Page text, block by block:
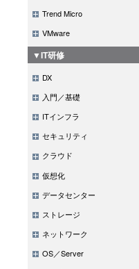
Trend Micro
VMware
▼IT研修
DX
入門／基礎
ITインフラ
セキュリティ
クラウド
仮想化
データセンター
ストレージ
ネットワーク
OS／Server